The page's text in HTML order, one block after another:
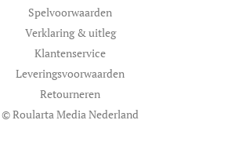
Spelvoorwaarden
Verklaring & uitleg
Klantenservice
Leveringsvoorwaarden
Retourneren
© Roularta Media Nederland